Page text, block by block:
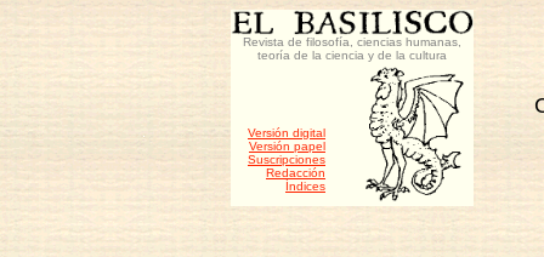
Revista de filosofía, ciencias humanas,
teoría de la ciencia y de la cultura
Versión digital
Versión papel
Suscripciones
Redacción
Índices